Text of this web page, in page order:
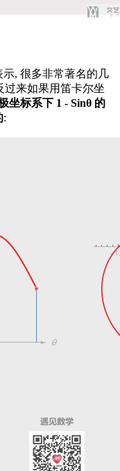
, 很多非常著名的几
过来如果用笛卡尔坐
坐标系下 1 - Sinθ 的
: